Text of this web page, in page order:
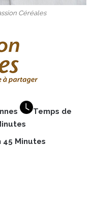
Céréales
Temps de
45 Minutes